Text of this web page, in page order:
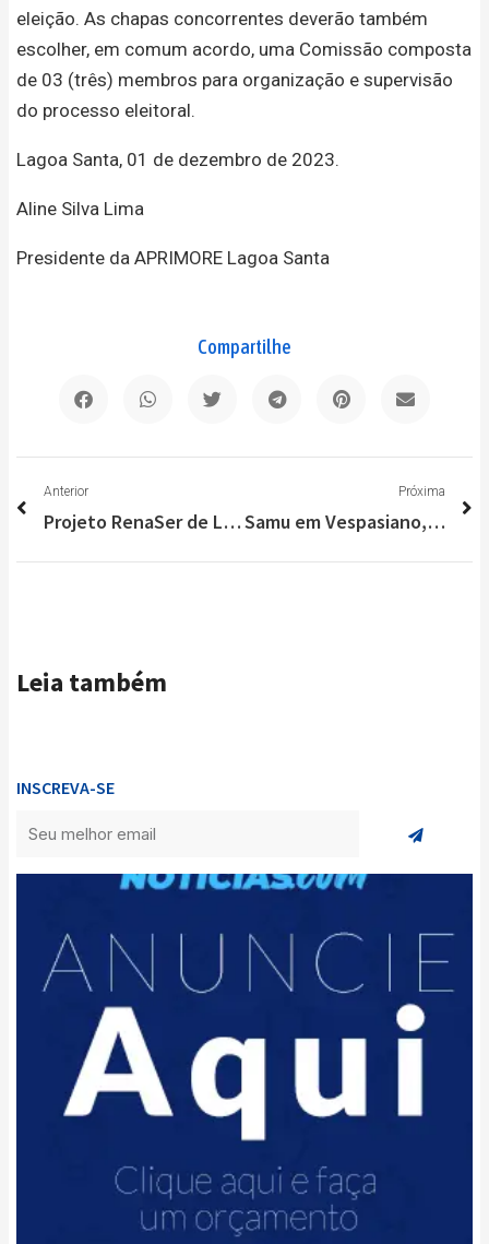
eleição. As chapas concorrentes deverão também
escolher, em comum acordo, uma Comissão composta
de 03 (três) membros para organização e supervisão
do processo eleitoral.
Lagoa Santa, 01 de dezembro de 2023.
Aline Silva Lima
Presidente da APRIMORE Lagoa Santa
Compartilhe
Anterior
Projeto RenaSer de Lagoa Santa Conquista Primeiro Lugar em Competição de Jiu-jitsu
Próxima
Samu em Vespasiano, Lagoa Santa e cidades do Vetor Norte já é realidade
Leia também
INSCREVA-SE